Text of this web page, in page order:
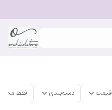
قیمت دسته‌بندی فقط